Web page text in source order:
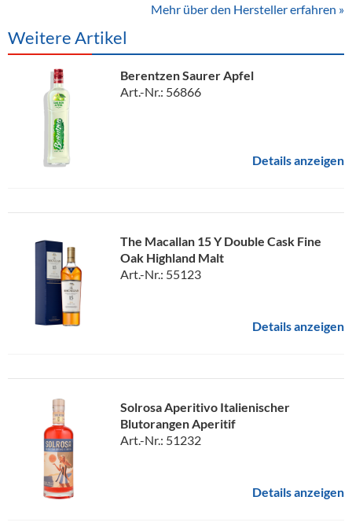
Mehr über den Hersteller erfahren »
Weitere Artikel
Berentzen Saurer Apfel
Art.-Nr.: 56866
Details anzeigen
The Macallan 15 Y Double Cask Fine
Oak Highland Malt
Art.-Nr.: 55123
Details anzeigen
Solrosa Aperitivo Italienischer
Blutorangen Aperitif
Art.-Nr.: 51232
Details anzeigen